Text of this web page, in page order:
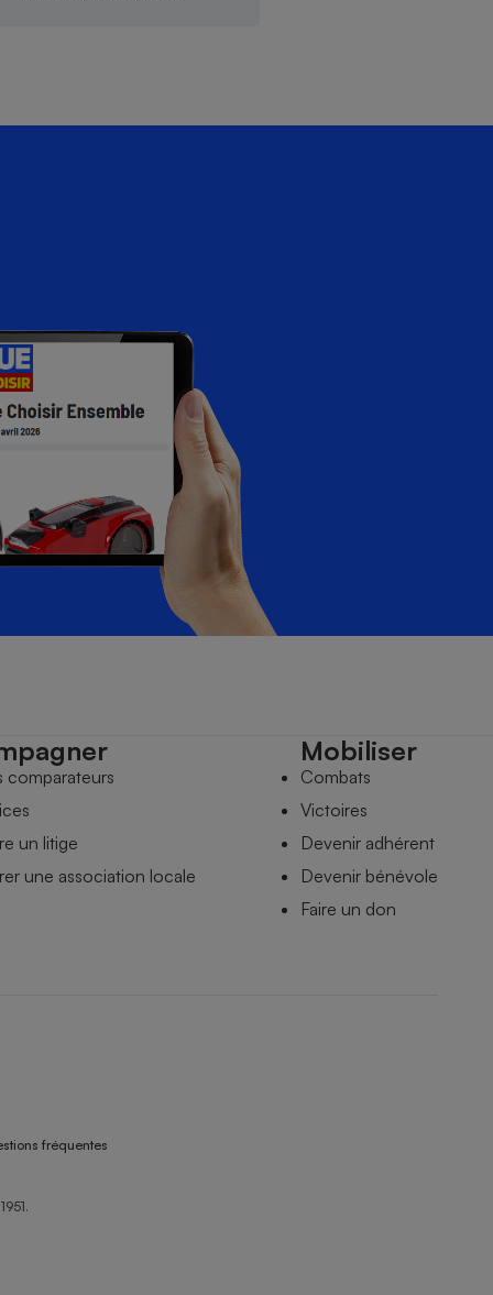
comparateurs
un litige
une association locale
Mobiliser
Combats
Victoires
Devenir adhérent
Devenir bénévole
Faire un don
fréquentes